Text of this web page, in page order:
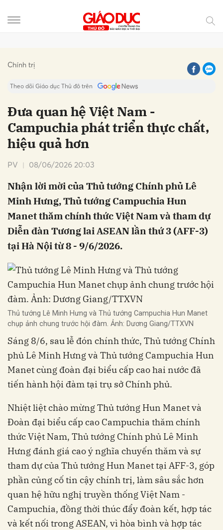
Chính trị
Theo dõi Giáo dục Thủ đô trên
Đưa quan hệ Việt Nam -
Campuchia phát triển thực chất,
hiệu quả hơn
PV 08/06/2026 20:03
Nhận lời mời của Thủ tướng Chính phủ Lê
Minh Hưng, Thủ tướng Campuchia Hun
Manet thăm chính thức Việt Nam và tham dự
Diễn đàn Tương lai ASEAN lần thứ 3 (AFF-3)
tại Hà Nội từ 8 - 9/6/2026.
Thủ tướng Lê Minh Hưng và Thủ tướng Campuchia Hun Manet
chụp ảnh chung trước hội đàm. Ảnh: Dương Giang/TTXVN
Sáng 8/6, sau lễ đón chính thức, Thủ tướng Chính
phủ Lê Minh Hưng và Thủ tướng Campuchia Hun
Manet cùng đoàn đại biểu cấp cao hai nước đã
tiến hành hội đàm tại trụ sở Chính phủ.
Nhiệt liệt chào mừng Thủ tướng Hun Manet và
Đoàn đại biểu cấp cao Campuchia thăm chính
thức Việt Nam, Thủ tướng Chính phủ Lê Minh
Hưng đánh giá cao ý nghĩa chuyến thăm và sự
tham dự của Thủ tướng Hun Manet tại AFF-3, góp
phần củng cố tin cậy chính trị, làm sâu sắc hơn
quan hệ hữu nghị truyền thống Việt Nam -
Campuchia, đồng thời thúc đẩy đoàn kết, hợp tác
và kết nối trong ASEAN, vì hòa bình và hợp tác
Hủy Gửi